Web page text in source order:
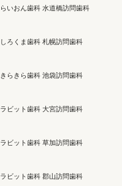
らいおん歯科 水道橋訪問歯科
しろくま歯科 札幌訪問歯科
きらきら歯科 池袋訪問歯科
ラビット歯科 大宮訪問歯科
ラビット歯科 草加訪問歯科
ラビット歯科 郡山訪問歯科